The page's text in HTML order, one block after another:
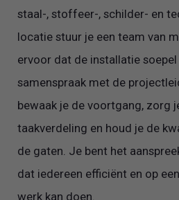
staal-, stoffeer-, schilder- en
locatie stuur je een team van
ervoor dat de installatie
samenspraak met de
bewaak je de voortgang, zorg
taakverdeling en houd je de
de gaten. Je bent het
dat iedereen efficiënt en op
werk kan doen.